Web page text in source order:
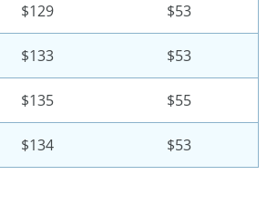
$129 $53
$133 $53
$135 $55
$134 $53